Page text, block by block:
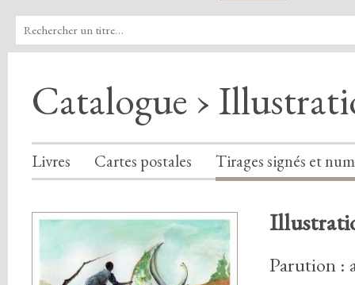
Catalogue ›
Livres Cartes postales Tirages signés et
Parution :